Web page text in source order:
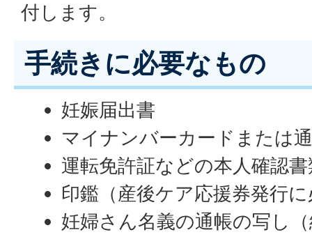
付します。
手続きに必要なもの
妊娠届出書
マイナンバーカードまたは
運転免許証などの本人確認
印鑑（産後ケア応援券発行
妊婦さん名義の通帳の写し